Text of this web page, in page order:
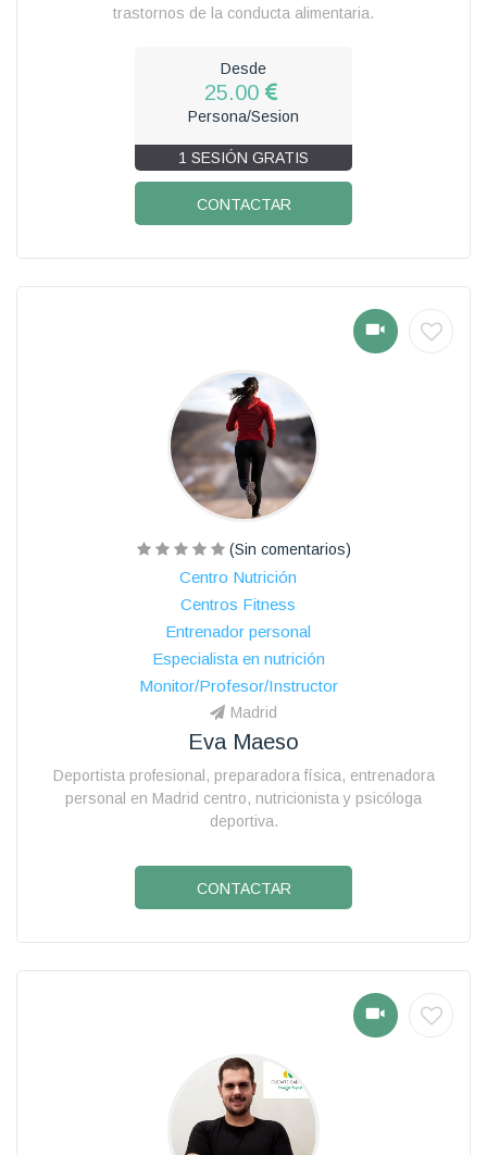
trastornos de la conducta alimentaria.
Desde
25.00
Persona/Sesion
1 SESIÓN GRATIS
CONTACTAR
(Sin comentarios)
Centro Nutrición
Centros Fitness
Entrenador personal
Especialista en nutrición
Monitor/Profesor/Instructor
Madrid
Eva Maeso
Deportista profesional, preparadora física, entrenadora
personal en Madrid centro, nutricionista y psicóloga
deportiva.
CONTACTAR